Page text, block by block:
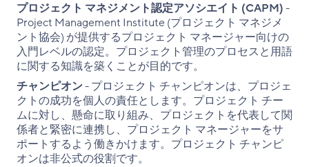
プロジェクト マネジメント認定アソシエイト (CAPM)-
Project Management Institute (プロジェクト マネジメ
ント協会) が提供するプロジェクト マネージャー向けの
入門レベルの認定。プロジェクト管理のプロセスと用語
に関する知識を築くことが目的です。
チャンピオン- プロジェクト チャンピオンは、プロジェ
クトの成功を個人の責任とします。プロジェクト チー
ムに対し、懸命に取り組み、プロジェクトを代表して関
係者と緊密に連携し、プロジェクト マネージャーをサ
ポートするよう働きかけます。プロジェクト チャンピ
オンは非公式の役割です。